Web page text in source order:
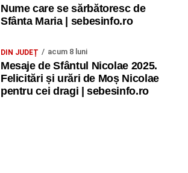
Nume care se sărbătoresc de
Sfânta Maria | sebesinfo.ro
DIN JUDEȚ acum 8 luni
Mesaje de Sfântul Nicolae 2025.
Felicitări și urări de Moș Nicolae
pentru cei dragi | sebesinfo.ro